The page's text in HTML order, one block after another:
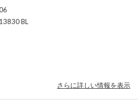
BL
さらに詳しい情報を表示